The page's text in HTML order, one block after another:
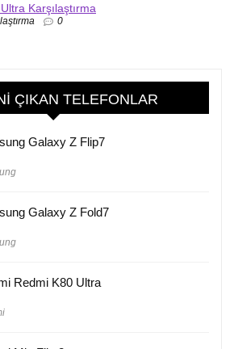
Karşılaştırma
0
ÇIKAN TELEFONLAR
Galaxy Z Flip7
Galaxy Z Fold7
Redmi K80 Ultra